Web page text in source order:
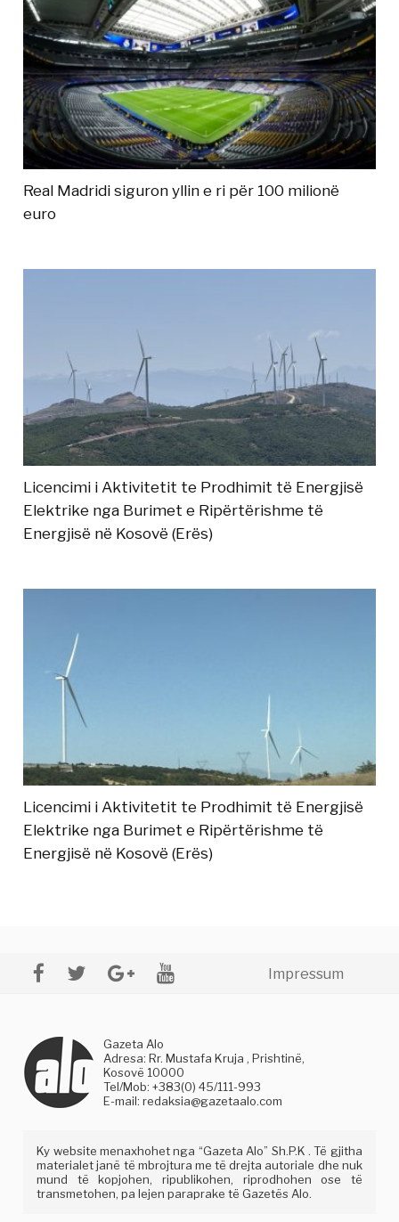
Real Madridi siguron yllin e ri për 100 milionë
euro
Licencimi i Aktivitetit te Prodhimit të Energjisë
Elektrike nga Burimet e Ripërtërishme të
Energjisë në Kosovë (Erës)
Licencimi i Aktivitetit te Prodhimit të Energjisë
Elektrike nga Burimet e Ripërtërishme të
Energjisë në Kosovë (Erës)
Impressum
Gazeta Alo
Adresa: Rr. Mustafa Kruja , Prishtinë,
Kosovë 10000
Tel/Mob: +383(0) 45/111-993
E-mail:redaksia@gazetaalo.com
Ky website menaxhohet nga “Gazeta Alo” Sh.P.K . Të gjitha
materialet janë të mbrojtura me të drejta autoriale dhe nuk
mund të kopjohen, ripublikohen, riprodhohen ose të
transmetohen, pa lejen paraprake të Gazetës Alo.